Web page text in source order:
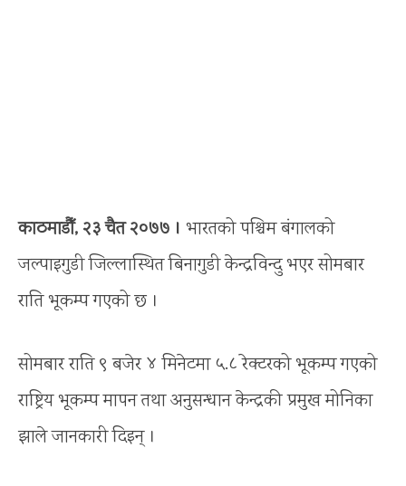
काठमाडौँ, २३ चैत २०७७ । भारतको पश्चिम बंगालको
जल्पाइगुडी जिल्लास्थित बिनागुडी केन्द्रविन्दु भएर सोमबार
राति भूकम्प गएको छ ।
सोमबार राति ९ बजेर ४ मिनेटमा ५.८ रेक्टरको भूकम्प गएको
राष्ट्रिय भूकम्प मापन तथा अनुसन्धान केन्द्रकी प्रमुख मोनिका
झाले जानकारी दिइन् ।